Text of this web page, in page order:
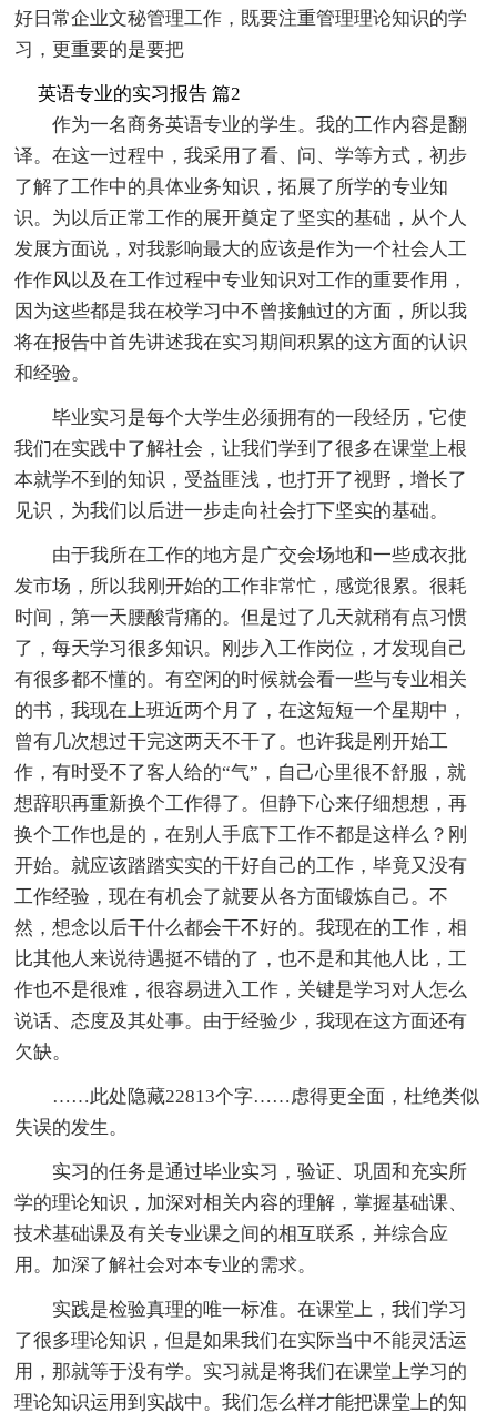
好日常企业文秘管理工作，既要注重管理理论知识的学
习，更重要的是要把
英语专业的实习报告 篇2
作为一名商务英语专业的学生。我的工作内容是翻
译。在这一过程中，我采用了看、问、学等方式，初步
了解了工作中的具体业务知识，拓展了所学的专业知
识。为以后正常工作的展开奠定了坚实的基础，从个人
发展方面说，对我影响最大的应该是作为一个社会人工
作作风以及在工作过程中专业知识对工作的重要作用，
因为这些都是我在校学习中不曾接触过的方面，所以我
将在报告中首先讲述我在实习期间积累的这方面的认识
和经验。
毕业实习是每个大学生必须拥有的一段经历，它使
我们在实践中了解社会，让我们学到了很多在课堂上根
本就学不到的知识，受益匪浅，也打开了视野，增长了
见识，为我们以后进一步走向社会打下坚实的基础。
由于我所在工作的地方是广交会场地和一些成衣批
发市场，所以我刚开始的工作非常忙，感觉很累。很耗
时间，第一天腰酸背痛的。但是过了几天就稍有点习惯
了，每天学习很多知识。刚步入工作岗位，才发现自己
有很多都不懂的。有空闲的时候就会看一些与专业相关
的书，我现在上班近两个月了，在这短短一个星期中，
曾有几次想过干完这两天不干了。也许我是刚开始工
作，有时受不了客人给的“气”，自己心里很不舒服，就
想辞职再重新换个工作得了。但静下心来仔细想想，再
换个工作也是的，在别人手底下工作不都是这样么？刚
开始。就应该踏踏实实的干好自己的工作，毕竟又没有
工作经验，现在有机会了就要从各方面锻炼自己。不
然，想念以后干什么都会干不好的。我现在的工作，相
比其他人来说待遇挺不错的了，也不是和其他人比，工
作也不是很难，很容易进入工作，关键是学习对人怎么
说话、态度及其处事。由于经验少，我现在这方面还有
欠缺。
……此处隐藏22813个字……虑得更全面，杜绝类似
失误的发生。
实习的任务是通过毕业实习，验证、巩固和充实所
学的理论知识，加深对相关内容的理解，掌握基础课、
技术基础课及有关专业课之间的相互联系，并综合应
用。加深了解社会对本专业的需求。
实践是检验真理的唯一标准。在课堂上，我们学习
了很多理论知识，但是如果我们在实际当中不能灵活运
用，那就等于没有学。实习就是将我们在课堂上学习的
理论知识运用到实战中。我们怎么样才能把课堂上的知